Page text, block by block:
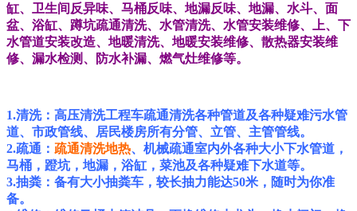
缸、卫生间反异味、马桶反味、地漏反味、地漏、水斗、面
盆、浴缸、蹲坑疏通清洗、水管清洗、水管安装维修、上、下
水管道安装改造、地暖清洗、地暖安装维修、散热器安装维
修、漏水检测、防水补漏、燃气灶维修等。
1.清洗：高压清洗工程车疏通清洗各种管道及各种疑难污水管
道、市政管线、居民楼房所有分管、立管、主管管线。
2.疏通： 疏通清洗地热、机械疏通室内外各种大小下水管道，
马桶，蹬坑，地漏，浴缸，菜池及各种疑难下水道等。
3.抽粪：备有大小抽粪车，较长抽力能达50米，随时为你准
备。